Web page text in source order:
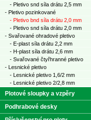
- Pletivo snd síla drátu 2,5 mm
- Pletivo pozinkované
- Pletivo bnd síla drátu 2,0 mm
- Pletivo snd síla drátu 2,0 mm
- Svařované ohradové pletivo
- E-plast síla drátu 2,2 mm
- H-plast síla drátu 2,6 mm
- Svařované čtyřhranné pletivo
- Lesnické pletivo
- Lesnické pletivo 1,6/2 mm
- Lesnické pletivo 2/2,8 mm
Plotové sloupky a vzpěry
Podhrabové desky